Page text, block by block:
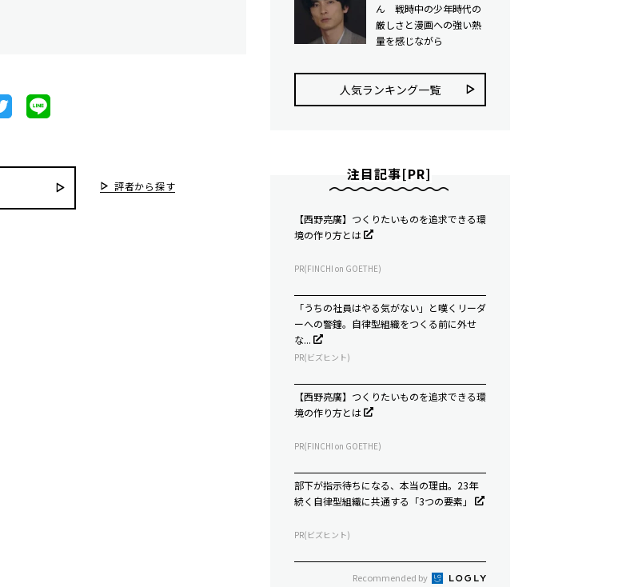
評者から探す
ん 戦時中の少年時代の
厳しさと漫画への強い熱
量を感じながら
人気ランキング⼀覧
注目記事[PR]
【西野亮廣】つくりたいものを追求できる環
境の作り方とは
PR(FINCHI on GOETHE)
「うちの社員はやる気がない」と嘆くリーダ
ーへの警鐘。自律型組織をつくる前に外せ
な...
PR(ビズヒント)
【西野亮廣】つくりたいものを追求できる環
境の作り方とは
PR(FINCHI on GOETHE)
部下が指示待ちになる、本当の理由。23年
続く自律型組織に共通する「3つの要素」
PR(ビズヒント)
Recommended by